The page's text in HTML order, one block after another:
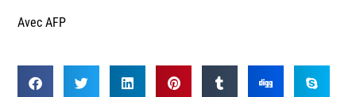
Avec AFP